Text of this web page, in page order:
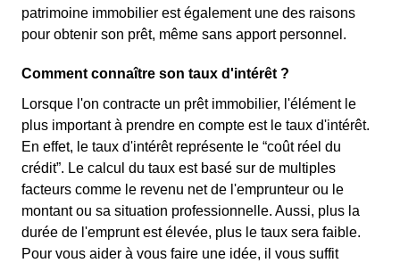
patrimoine immobilier est également une des raisons
pour obtenir son prêt, même sans apport personnel.
Comment connaître son taux d'intérêt ?
Lorsque l'on contracte un prêt immobilier, l'élément le
plus important à prendre en compte est le taux d'intérêt.
En effet, le taux d'intérêt représente le “coût réel du
crédit”. Le calcul du taux est basé sur de multiples
facteurs comme le revenu net de l'emprunteur ou le
montant ou sa situation professionnelle. Aussi, plus la
durée de l'emprunt est élevée, plus le taux sera faible.
Pour vous aider à vous faire une idée, il vous suffit